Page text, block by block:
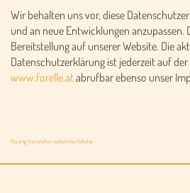
Wir behalten uns vor, diese
und an neue Entwicklungen anzupassen.
Bereitstellung auf unserer Website. Die
Datenschutzerklärung ist jederzeit auf
www.forelle.atabrufbar ebenso unser
FaLang translation system by Faboba